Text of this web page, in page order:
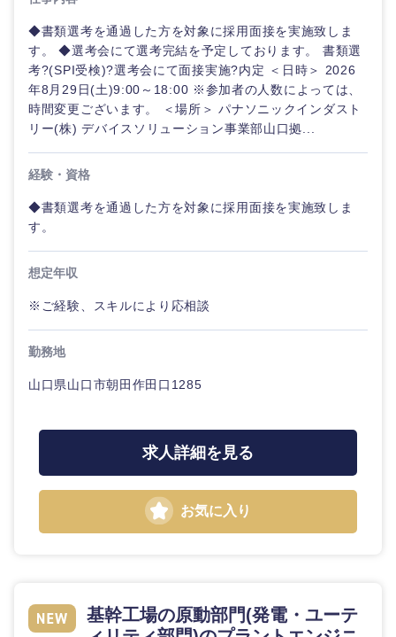
甲信越・北陸
石川県
山梨県 長野県
◆書類選考を通過した方を対象に採用面接を実施致しま
す。 ◆選考会にて選考完結を予定しております。 書類選
考?(SPI受検)?選考会にて面接実施?内定 ＜日時＞ 2026
年8月29日(土)9:00～18:00 ※参加者の人数によっては、
時間変更ございます。 ＜場所＞ パナソニックインダスト
リー(株) デバイスソリューション事業部山口拠...
経験・資格
◆書類選考を通過した方を対象に採用面接を実施致しま
す。
想定年収
※ご経験、スキルにより応相談
勤務地
山口県山口市朝田作田口1285
求人詳細を見る
お気に入り
基幹工場の原動部門(発電・ユーテ